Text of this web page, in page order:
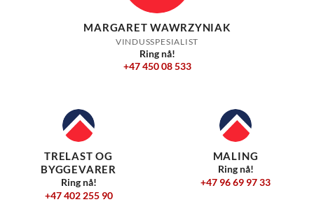
MARGARET WAWRZYNIAK
VINDUSSPESIALIST
Ring nå!
+47 450 08 533
TRELAST OG
BYGGEVARER
Ring nå!
+47 402 255 90
MALING
Ring nå!
+47 96 69 97 33